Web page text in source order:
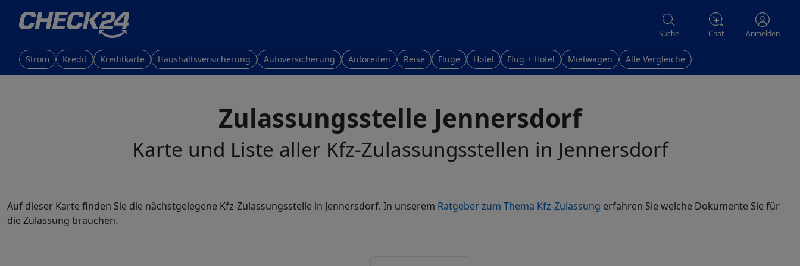
Suche Chat Anmelden
Strom Kredit Kreditkarte Haushaltsversicherung Autoversicherung Autoreifen Reise Flüge Hotel Flug + Hotel Mietwagen Alle Vergleiche
Zulassungsstelle Jennersdorf
Karte und Liste aller Kfz-Zulassungsstellen in Jennersdorf
Auf dieser Karte finden Sie die nächstgelegene Kfz-Zulassungsstelle in Jennersdorf. In unserem Ratgeber zum Thema Kfz-Zulassung erfahren Sie welche Dokumente Sie für
die Zulassung brauchen.